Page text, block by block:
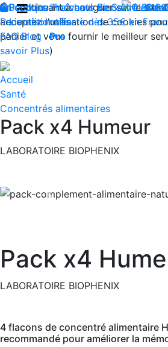
En continuant à naviguer sur le site
acceptez l'utilisation de cookies
panier et vous fournir le meilleur
savoir Plus)
Produits innovants de Santé et
Livraison offerte dès 35€ en
Boutique Fraîcheur Bien-être
Reconditionnés
FAQ Blog Pro
Accueil
Santé
Concentrés alimentaires
Pack x4 Humeur
LABORATOIRE BIOPHENIX
Previous
Pack x4
LABORATOIRE BIOPHENIX
4 flacons de concentré alimentaire
recommandé pour améliorer la